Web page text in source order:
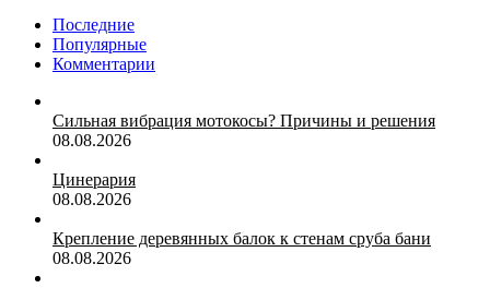
Последние
Популярные
Комментарии
Сильная вибрация мотокосы? Причины и решения
08.08.2026
Цинерария
08.08.2026
Крепление деревянных балок к стенам сруба бани
08.08.2026